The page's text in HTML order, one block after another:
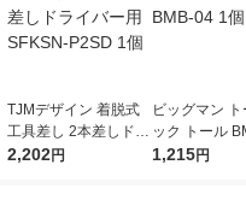
TJMデザイン 着脱式
工具差し 2本差しドラ
イバー用 SFKSN-P2S
2,202円
ビッグマン
ック トール
個
1,215円